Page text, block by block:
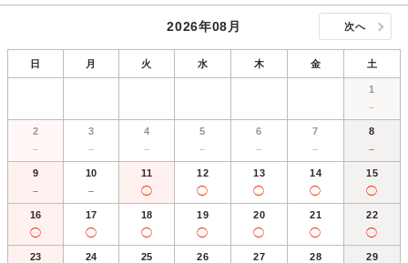
2026年08月 次へ
日 月 火 水 木 金 土
1
－
2
－
3
－
4
－
5
－
6
－
7
－
8
－
9
－
10
－
11
◯
12
◯
13
◯
14
◯
15
◯
16
◯
17
◯
18
◯
19
◯
20
◯
21
◯
22
◯
23 24 25 26 27 28 29